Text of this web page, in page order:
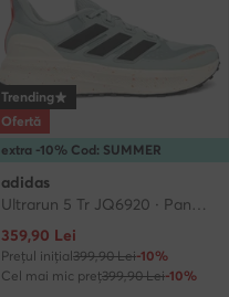
extra -10% Cod: SUMMER
Trending
Ofertă
adidas
Ultrarun 5 Tr JQ6920 · Pantofi pentru alergare
Prețul actual
359,90 Lei
Prețul inițial399,90 Lei-10%
Cel mai mic preț399,90 Lei-10%